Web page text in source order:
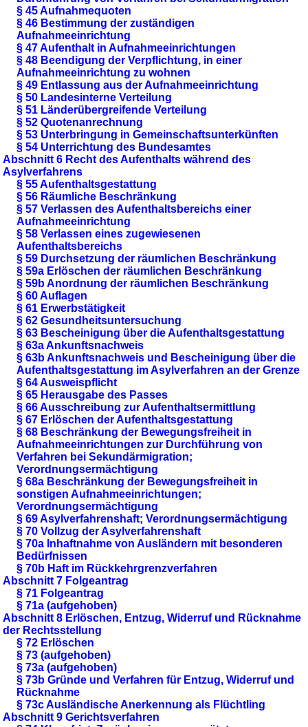
§ 45 Aufnahmequoten
§ 46 Bestimmung der zuständigen
Aufnahmeeinrichtung
§ 47 Aufenthalt in Aufnahmeeinrichtungen
§ 48 Beendigung der Verpflichtung, in einer
Aufnahmeeinrichtung zu wohnen
§ 49 Entlassung aus der Aufnahmeeinrichtung
§ 50 Landesinterne Verteilung
§ 51 Länderübergreifende Verteilung
§ 52 Quotenanrechnung
§ 53 Unterbringung in Gemeinschaftsunterkünften
§ 54 Unterrichtung des Bundesamtes
Abschnitt 6 Recht des Aufenthalts während des
Asylverfahrens
§ 55 Aufenthaltsgestattung
§ 56 Räumliche Beschränkung
§ 57 Verlassen des Aufenthaltsbereichs einer
Aufnahmeeinrichtung
§ 58 Verlassen eines zugewiesenen
Aufenthaltsbereichs
§ 59 Durchsetzung der räumlichen Beschränkung
§ 59a Erlöschen der räumlichen Beschränkung
§ 59b Anordnung der räumlichen Beschränkung
§ 60 Auflagen
§ 61 Erwerbstätigkeit
§ 62 Gesundheitsuntersuchung
§ 63 Bescheinigung über die Aufenthaltsgestattung
§ 63a Ankunftsnachweis
§ 63b Ankunftsnachweis und Bescheinigung über die
Aufenthaltsgestattung im Asylverfahren an der Grenze
§ 64 Ausweispflicht
§ 65 Herausgabe des Passes
§ 66 Ausschreibung zur Aufenthaltsermittlung
§ 67 Erlöschen der Aufenthaltsgestattung
§ 68 Beschränkung der Bewegungsfreiheit in
Aufnahmeeinrichtungen zur Durchführung von
Verfahren bei Sekundärmigration;
Verordnungsermächtigung
§ 68a Beschränkung der Bewegungsfreiheit in
sonstigen Aufnahmeeinrichtungen;
Verordnungsermächtigung
§ 69 Asylverfahrenshaft; Verordnungsermächtigung
§ 70 Vollzug der Asylverfahrenshaft
§ 70a Inhaftnahme von Ausländern mit besonderen
Bedürfnissen
§ 70b Haft im Rückkehrgrenzverfahren
Abschnitt 7 Folgeantrag
§ 71 Folgeantrag
§ 71a (aufgehoben)
Abschnitt 8 Erlöschen, Entzug, Widerruf und Rücknahme
der Rechtsstellung
§ 72 Erlöschen
§ 73 (aufgehoben)
§ 73a (aufgehoben)
§ 73b Gründe und Verfahren für Entzug, Widerruf und
Rücknahme
§ 73c Ausländische Anerkennung als Flüchtling
Abschnitt 9 Gerichtsverfahren